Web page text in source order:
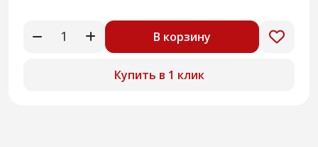
В корзину
Купить в 1 клик